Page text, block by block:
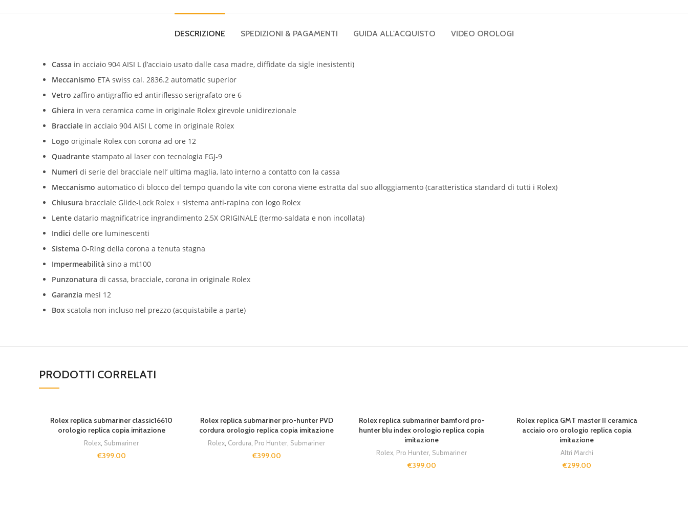
DESCRIZIONE SPEDIZIONI & PAGAMENTI GUIDA ALL'ACQUISTO VIDEO OROLOGI
Cassa in acciaio 904 AISI L (l’acciaio usato dalle casa madre, diffidate da sigle inesistenti)
Meccanismo ETA swiss cal. 2836.2 automatic superior
Vetro zaffiro antigraffio ed antiriflesso serigrafato ore 6
Ghiera in vera ceramica come in originale Rolex girevole unidirezionale
Bracciale in acciaio 904 AISI L come in originale Rolex
Logo originale Rolex con corona ad ore 12
Quadrante stampato al laser con tecnologia FGJ-9
Numeri di serie del bracciale nell’ ultima maglia, lato interno a contatto con la cassa
Meccanismo automatico di blocco del tempo quando la vite con corona viene estratta dal suo alloggiamento (caratteristica standard di tutti i Rolex)
Chiusura bracciale Glide-Lock Rolex + sistema anti-rapina con logo Rolex
Lente datario magnificatrice ingrandimento 2,5X ORIGINALE (termo-saldata e non incollata)
Indici delle ore luminescenti
Sistema O-Ring della corona a tenuta stagna
Impermeabilità sino a mt100
Punzonatura di cassa, bracciale, corona in originale Rolex
Garanzia mesi 12
Box scatola non incluso nel prezzo (acquistabile a parte)
PRODOTTI CORRELATI
Rolex replica submariner classic16610
orologio replica copia imitazione
Rolex Submariner
€399.00
Rolex replica submariner pro-hunter PVD
cordura orologio replica copia imitazione
Rolex Cordura Pro Hunter Submariner
€399.00
Rolex replica submariner bamford pro-
hunter blu index orologio replica copia
imitazione
Rolex Pro Hunter Submariner
€399.00
Rolex replica GMT master II ceramica
acciaio oro orologio replica copia
imitazione
Altri Marchi
€299.00